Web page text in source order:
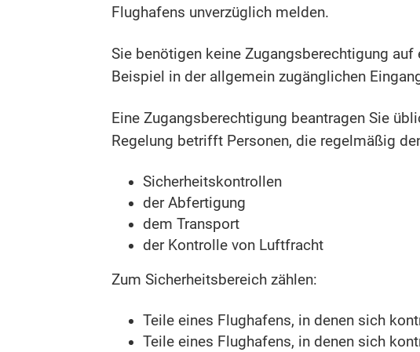
Flughafens unverzüglich melden.
Sie benötigen keine Zugangsberechtigung
Beispiel in der allgemein zugänglichen
Eine Zugangsberechtigung beantragen Sie
Regelung betrifft Personen, die regelmäßig
Sicherheitskontrollen
der Abfertigung
dem Transport
der Kontrolle von Luftfracht
Zum Sicherheitsbereich zählen:
Teile eines Flughafens, in denen sich
Teile eines Flughafens, in denen sich